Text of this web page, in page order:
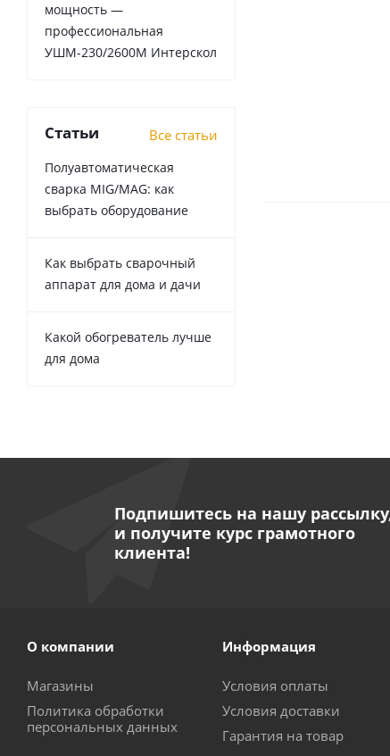
мощность —
профессиональная
УШМ-230/2600М Интерскол
Статьи Все статьи
Полуавтоматическая
сварка MIG/MAG: как
выбрать оборудование
Как выбрать сварочный
аппарат для дома и дачи
Какой обогреватель лучше
для дома
Подпишитесь на нашу
и получите курс грамотного
клиента!
О компании
Магазины
Политика обработки
персональных данных
Информация
Условия оплаты
Условия доставки
Гарантия на товар